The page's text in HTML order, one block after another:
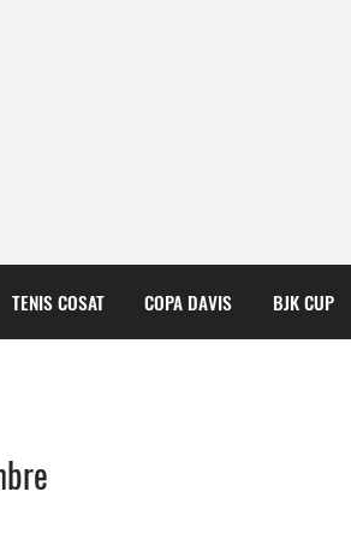
TENIS COSAT COPA DAVIS BJK CUP